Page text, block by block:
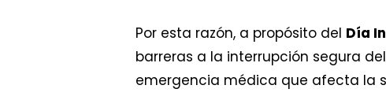
Por esta razón, a propósito del Día
barreras a la interrupción segura
emergencia médica que afecta la